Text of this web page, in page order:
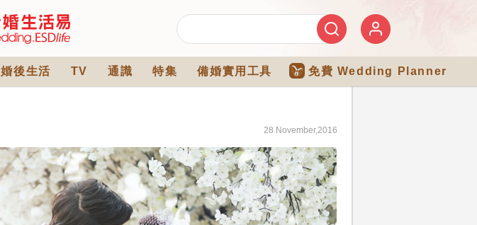
婚後生活 TV 通識 特集 備婚實用工具 免費 Wedding Planner
28 November,2016